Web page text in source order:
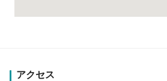
アクセス